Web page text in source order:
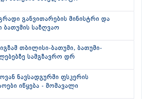
განვითარების მინისტრი და
ბათუმის საზღვაო
თბილისი-ბათუმი, ბათუმი-
სამგზავრო დრ
ნავსადგურში ფსკერის
იწყება - მომავალი